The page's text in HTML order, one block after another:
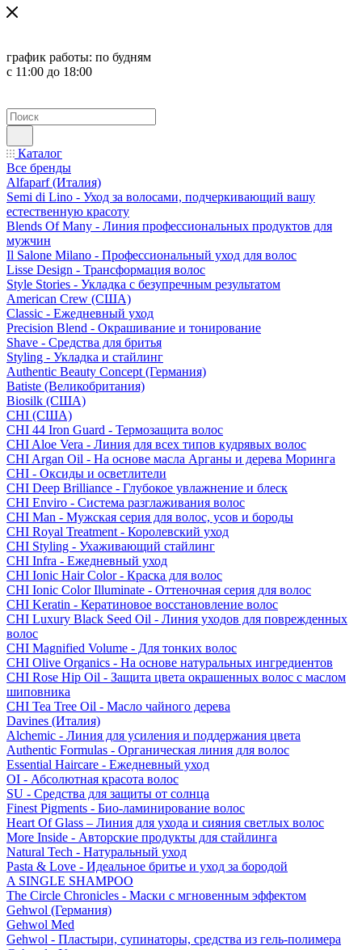
график работы: по будням
с 11:00 до 18:00
Каталог
Все бренды
Alfaparf (Италия)
Semi di Lino - Уход за волосами, подчеркивающий вашу
естественную красоту
Blends Of Many - Линия профессиональных продуктов для
мужчин
Il Salone Milano - Профессиональный уход для волос
Lisse Design - Трансформация волос
Style Stories - Укладка с безупречным результатом
American Crew (США)
Classic - Ежедневный уход
Precision Blend - Окрашивание и тонирование
Shave - Средства для бритья
Styling - Укладка и стайлинг
Authentic Beauty Concept (Германия)
Batiste (Великобритания)
Biosilk (США)
CHI (США)
CHI 44 Iron Guard - Термозащита волос
CHI Aloe Vera - Линия для всех типов кудрявых волос
CHI Argan Oil - На основе масла Арганы и дерева Моринга
CHI - Оксиды и осветлители
CHI Deep Brilliance - Глубокое увлажнение и блеск
CHI Enviro - Система разглаживания волос
CHI Man - Мужская серия для волос, усов и бороды
CHI Royal Treatment - Королевский уход
CHI Styling - Ухаживающий стайлинг
CHI Infra - Ежедневный уход
CHI Ionic Hair Color - Краска для волос
CHI Ionic Color Illuminate - Оттеночная серия для волос
CHI Keratin - Кератиновое восстановление волос
CHI Luxury Black Seed Oil - Линия уходов для поврежденных
волос
CHI Magnified Volume - Для тонких волос
CHI Olive Organics - На основе натуральных ингредиентов
CHI Rose Hip Oil - Защита цвета окрашенных волос с маслом
шиповника
CHI Tea Tree Oil - Масло чайного дерева
Davines (Италия)
Alchemic - Линия для усиления и поддержания цвета
Authentic Formulas - Органическая линия для волос
Essential Haircare - Eжедневный уход
OI - Абсолютная красота волос
SU - Средства для защиты от солнца
Finest Pigments - Био-ламинирование волос
Heart Of Glass – Линия для ухода и сияния светлых волос
More Inside - Авторские продукты для стайлинга
Natural Tech - Натуральный уход
Pasta & Love - Идеальное бритье и уход за бородой
A SINGLE SHAMPOO
The Circle Chronicles - Маски с мгновенным эффектом
Gehwol (Германия)
Gehwol Med
Gehwol - Пластыри, супинаторы, средства из гель-полимера